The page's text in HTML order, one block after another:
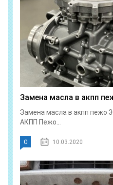
Замена масла в акпп
Замена масла в акпп пежо
АКПП Пежо...
0 10.03.2020